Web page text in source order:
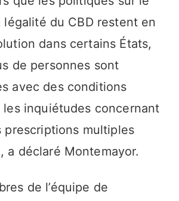
légalité du CBD restent en
dans certains États,
de personnes sont
avec des conditions
inquiétudes concernant
prescriptions multiples
a déclaré Montemayor.
de l’équipe de